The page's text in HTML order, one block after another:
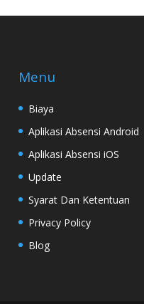
Menu
Biaya
Aplikasi Absensi Android
Aplikasi Absensi iOS
Update
Syarat Dan Ketentuan
Privacy Policy
Blog